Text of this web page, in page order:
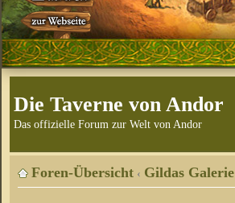
Die Taverne von Andor
Das offizielle Forum zur Welt von Andor
Foren-Übersicht ‹ Gildas Galerie